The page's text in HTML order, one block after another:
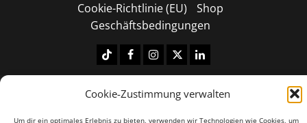
Cookie-Zustimmung verwalten
Um dir ein optimales Erlebnis zu bieten, verwenden wir Technologien wie Cookies, um
Cookie-Richtlinie (EU)
Shop
Geschäftsbedingungen
TiktokFacebook
Instagram
X LinkedIN
Copyright © 2026 All rights reserved.|MoreNews
by